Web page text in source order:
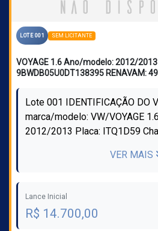
LOTE 001 SEM LICITANTE
VOYAGE 1.6 Ano/modelo: 2012/
9BWDB05U0DT138395 RENAVAM:
Lote 001 IDENTIFICAÇÃO DO
marca/modelo: VW/VOYAGE
2012/2013 Placa: ITQ1D59
Registrado em: CANOAS Tipo:
VER MAIS
Lance Inicial
R$ 14.700,00